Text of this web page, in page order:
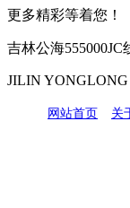
更多精彩等着您！
吉林公海
JILIN
网站首页 关